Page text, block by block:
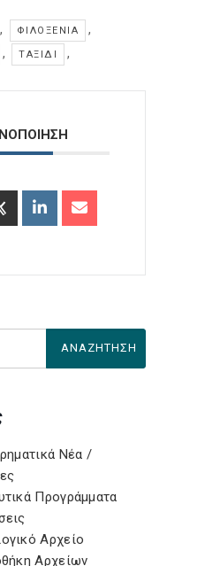
, ΦΙΛΟΞΕΝΊΑ ,
, ΤΑΞΊΔΙ ,
Νέα /
Προγράμματα
Αρχείο
Αρχείων